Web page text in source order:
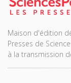
Maison d'édition
Presses de
à la transmission